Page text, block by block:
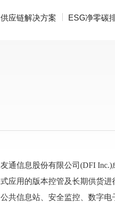
供应链解决方案 ESG净零碳
友通信息股份有限公司(DFI
式应用的版本控管及长期供货进
公共信息站、安全监控、数字电